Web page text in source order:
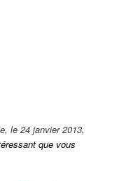
le 24 janvier 2013,
que vous